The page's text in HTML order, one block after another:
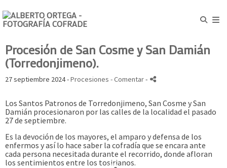
Procesión de San Cosme y San Damián
(Torredonjimeno).
27 septiembre 2024 -Procesiones - Comentar-
Los Santos Patronos de Torredonjimeno, San Cosme y San
Damián procesionaron por las calles de la localidad el pasado
27 de septiembre.
Es la devoción de los mayores, el amparo y defensa de los
enfermos y así lo hace saber la cofradía que se encara ante
cada persona necesitada durante el recorrido, donde afloran
los sentimientos entre los tosirianos.